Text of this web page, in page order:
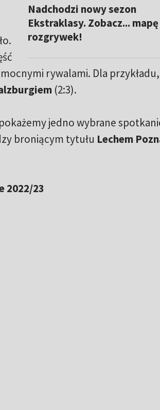
Nadchodzi nowy sezon
Ekstraklasy. Zobacz... mapę
rozgrywek!
rywalami. Dla przykładu,
(2:3).
jedno wybrane
broniącym tytułu Lechem
2022/23